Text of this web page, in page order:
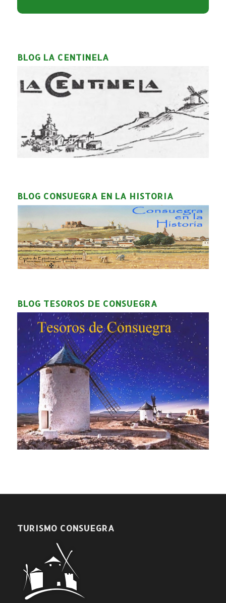
BLOG LA CENTINELA
BLOG CONSUEGRA EN LA HISTORIA
BLOG TESOROS DE CONSUEGRA
TURISMO CONSUEGRA